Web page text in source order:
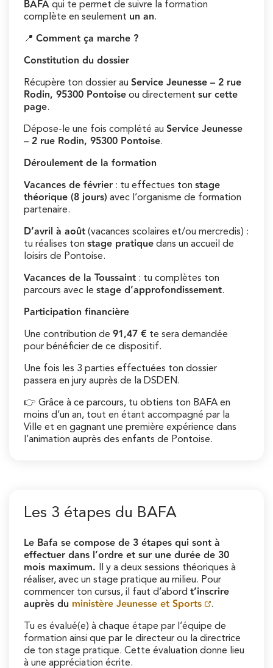
BAFA qui te permet de suivre la formation
complète en seulement un an.
📍 Comment ça marche ?
Constitution du dossier
Récupère ton dossier au Service Jeunesse – 2 rue
Rodin, 95300 Pontoise ou directement sur cette
page.
Dépose-le une fois complété au Service Jeunesse
– 2 rue Rodin, 95300 Pontoise.
Déroulement de la formation
Vacances de février : tu effectues ton stage
théorique (8 jours) avec l’organisme de formation
partenaire.
D’avril à août (vacances scolaires et/ou mercredis) :
tu réalises ton stage pratique dans un accueil de
loisirs de Pontoise.
Vacances de la Toussaint : tu complètes ton
parcours avec le stage d’approfondissement.
Participation financière
Une contribution de 91,47 € te sera demandée
pour bénéficier de ce dispositif.
Une fois les 3 parties effectuées ton dossier
passera en jury auprès de la DSDEN.
👉 Grâce à ce parcours, tu obtiens ton BAFA en
moins d’un an, tout en étant accompagné par la
Ville et en gagnant une première expérience dans
l’animation auprès des enfants de Pontoise.
Les 3 étapes du BAFA
Le Bafa se compose de 3 étapes qui sont à
effectuer dans l’ordre et sur une durée de 30
mois maximum.
Il y a deux sessions théoriques à
réaliser, avec un stage pratique au milieu. Pour
commencer ton cursus, il faut d’abord t’inscrire
auprès du ministère Jeunesse et Sports .
Tu es évalué(e) à chaque étape par l’équipe de
formation ainsi que par le directeur ou la directrice
de ton stage pratique. Cette évaluation donne lieu
à une appréciation écrite.